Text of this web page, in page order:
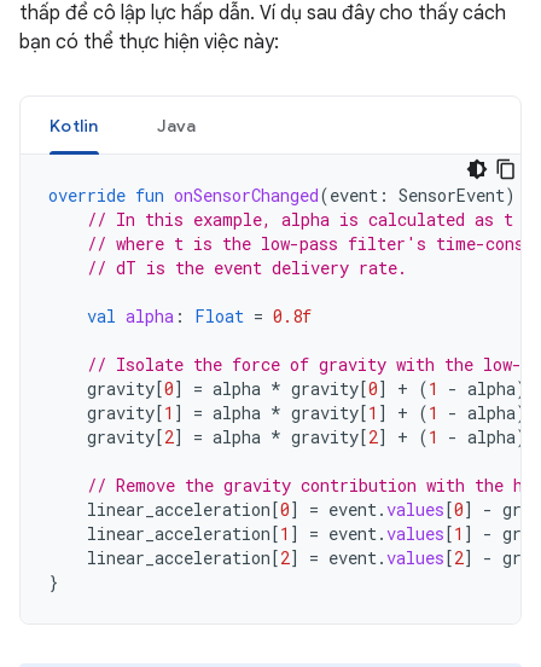
thấp để cô lập lực hấp dẫn. Ví dụ sau đây cho thấy cách
bạn có thể thực hiện việc này:
Kotlin Java
override fun onSensorChanged(event : SensorEvent)
// In this example, alpha is calculated as t
// where t is the low-pass filter's time-
// dT is the event delivery rate.
val alpha : Float = 0.8f
// Isolate the force of gravity with the low-
gravity[0] = alpha * gravity[0] + (1 - alpha)
gravity[1 ] = alpha * gravity[1 ] + (1 - alpha)
gravity[2] = alpha * gravity[2] + (1 - alpha)
// Remove the gravity contribution with the
linear_acceleration[0] = event.values[0] -
linear_acceleration[1 ] = event.values[1 ] -
linear_acceleration[2] = event.values[2] -
}